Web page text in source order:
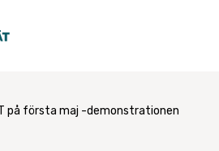
på första maj -demonstrationen